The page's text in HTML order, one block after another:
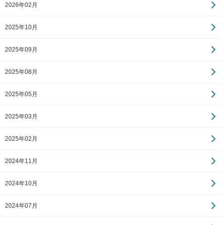
2026年02月
2025年10月
2025年09月
2025年08月
2025年05月
2025年03月
2025年02月
2024年11月
2024年10月
2024年07月